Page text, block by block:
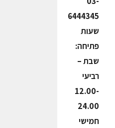
6444345
שעות
פתיחה:
שבת –
רביעי
12.00-
24.00
חמישי